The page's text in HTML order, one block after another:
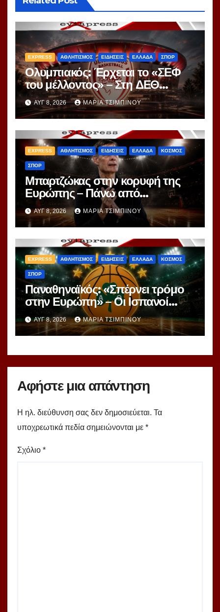
EXPRESS ΑΘΛΗΤΙΣΜΟΣ ΕΙΔΗΣΕΙΣ ΕΛΛΑΔΑ ΣΠΟΡ
Ολυμπιακός: Έρχεται το «ΣΕΦ
του μέλλοντος» – Στη ΔΕΘ
αποκαλύπτεται το μεγάλο
project 40ετίας
ΑΥΓ 8, 2026 ΜΑΡΊΑ ΤΣΙΜΠΙΝΟΎ
EXPRESS ΑΘΛΗΤΙΣΜΟΣ ΕΙΔΗΣΕΙΣ ΕΛΛΑΔΑ ΚΟΣΜΟΣ
ΣΠΟΡ
Μπαρτζώκας στην κορυφή της
Ευρώπης – Πάνω από
Γιασικεβίτσιους και
Ομπράντοβιτς στο power
ranking!
ΑΥΓ 8, 2026 ΜΑΡΊΑ ΤΣΙΜΠΙΝΟΎ
EXPRESS ΑΘΛΗΤΙΣΜΟΣ ΕΙΔΗΣΕΙΣ ΕΛΛΑΔΑ ΚΟΣΜΟΣ
ΣΠΟΡ
Παναθηναϊκός: «Σπέρνει τρόμο
στην Ευρώπη» – Οι Ισπανοί
βλέπουν μια πράσινη
υπερομάδα!
ΑΥΓ 8, 2026 ΜΑΡΊΑ ΤΣΙΜΠΙΝΟΎ
Αφήστε μια απάντηση
Η ηλ. διεύθυνση σας δεν δημοσιεύεται. Τα
υποχρεωτικά πεδία σημειώνονται με *
Σχόλιο *